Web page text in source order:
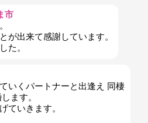
市
が出来て感謝しています。
た。
いくパートナーと出逢え 同棲
ます。
ていきます。